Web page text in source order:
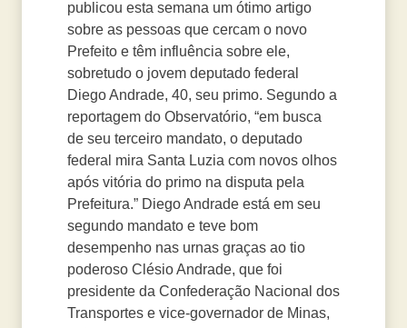
publicou esta semana um ótimo artigo
sobre as pessoas que cercam o novo
Prefeito e têm influência sobre ele,
sobretudo o jovem deputado federal
Diego Andrade, 40, seu primo. Segundo a
reportagem do Observatório, “em busca
de seu terceiro mandato, o deputado
federal mira Santa Luzia com novos olhos
após vitória do primo na disputa pela
Prefeitura.” Diego Andrade está em seu
segundo mandato e teve bom
desempenho nas urnas graças ao tio
poderoso Clésio Andrade, que foi
presidente da Confederação Nacional dos
Transportes e vice-governador de Minas,